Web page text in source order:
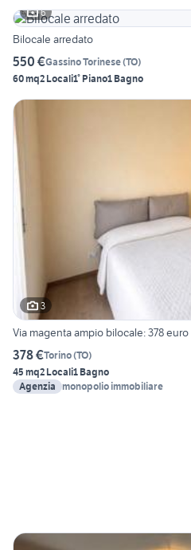
6
Bilocale arredato
550 €Gassino Torinese(TO)
60 mq2 Locali1° Piano1 Bagno
3
Via magenta ampio bilocale: 378 euro
378 €Torino(TO)
45 mq2 Locali1 Bagno
Agenzia monopolio immobiliare